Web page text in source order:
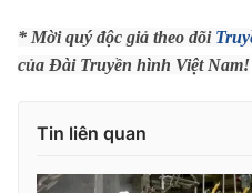
Thị trường
Tư vấn
Emagazine
* Mời quý độc giả theo dõi
của Đài Truyền hình Việt Nam!
Tin liên quan